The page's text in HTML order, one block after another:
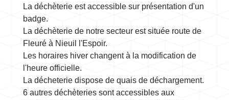
La déchèterie est accessible sur présentation d'un
badge.
La déchèterie de notre secteur est située route de
Fleuré à Nieuil l'Espoir.
Les horaires hiver changent à la modification de
l'heure officielle.
La décheterie dispose de quais de déchargement.
6 autres déchèteries sont accessibles aux